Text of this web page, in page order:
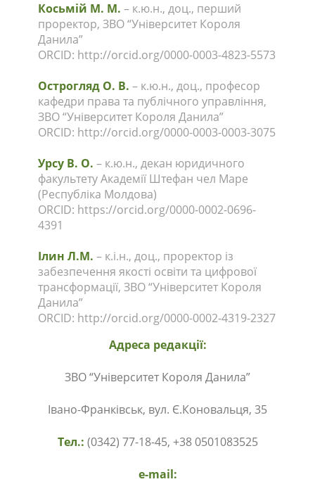
Косьмій М. М. – к.ю.н., доц., перший
проректор, ЗВО “Університет Короля
Данила”
ORCID: http://orcid.org/0000-0003-4823-5573
Острогляд О. В. – к.ю.н., доц., професор
кафедри права та публічного управління,
ЗВО “Університет Короля Данила”
ORCID: http://orcid.org/0000-0003-0003-3075
Урсу В. О. – к.ю.н., декан юридичного
факультету Академії Штефан чел Маре
(Республіка Молдова)
ORCID: https://orcid.org/0000-0002-0696-
4391
Ілин Л.М. – к.і.н., доц., проректор із
забезпечення якості освіти та цифрової
трансформації, ЗВО “Університет Короля
Данила”
ORCID: http://orcid.org/0000-0002-4319-2327
Адреса редакції:
ЗВО “Університет Короля Данила”
Івано-Франківськ, вул. Є.Коновальця, 35
Тел.: (0342) 77-18-45, +38 0501083525
e-mail: